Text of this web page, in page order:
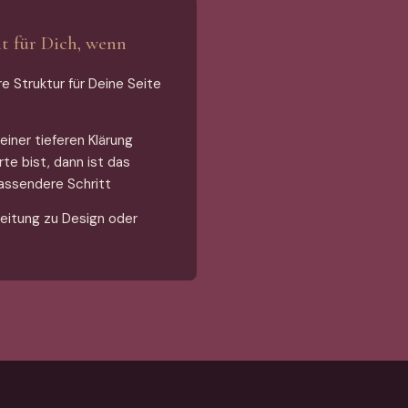
für Dich, wenn
Struktur für Deine Seite
tieferen Klärung
bist, dann ist das
Schritt
zu Design oder